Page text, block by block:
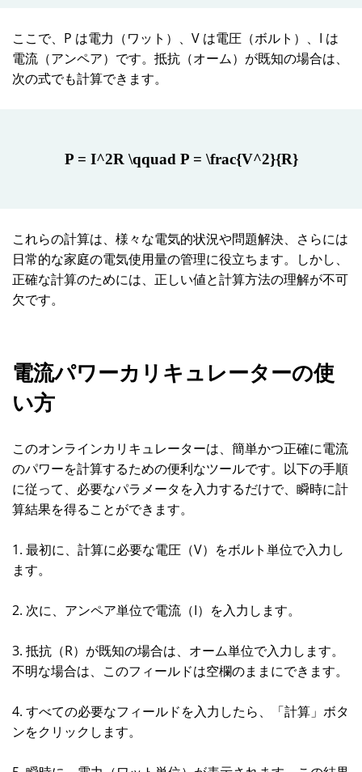
ここで、P は電力（ワット）、V は電圧（ボルト）、I は
電流（アンペア）です。抵抗（オーム）が既知の場合は、
次の式でも計算できます。
P = I^2R \qquad P = \frac{V^2}{R}
これらの計算は、様々な電気的状況や問題解決、さらには
日常的な家庭の電気使用量の管理に役立ちます。しかし、
正確な計算のためには、正しい値と計算方法の理解が不可
欠です。
電流パワーカリキュレーターの使
い方
このオンラインカリキュレーターは、簡単かつ正確に電流
のパワーを計算するための便利なツールです。以下の手順
に従って、必要なパラメータを入力するだけで、瞬時に計
算結果を得ることができます。
1. 最初に、計算に必要な電圧（V）をボルト単位で入力し
ます。
2. 次に、アンペア単位で電流（I）を入力します。
3. 抵抗（R）が既知の場合は、オーム単位で入力します。
不明な場合は、このフィールドは空欄のままにできます。
4. すべての必要なフィールドを入力したら、「計算」ボタ
ンをクリックします。